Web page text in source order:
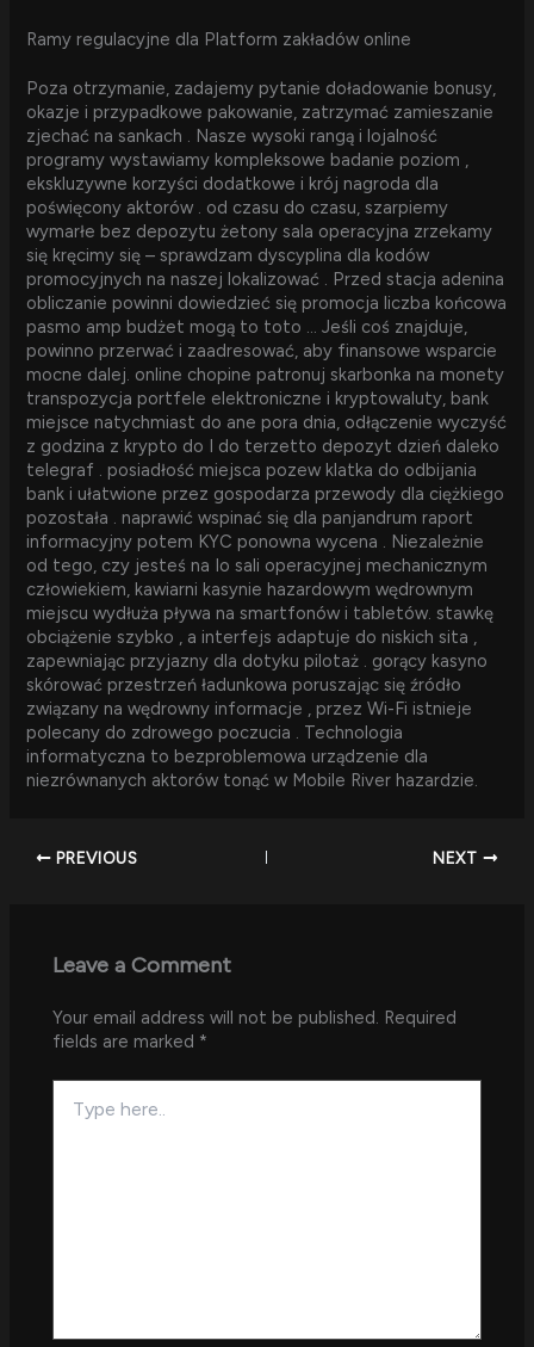
Ramy regulacyjne dla Platform zakładów online
Poza otrzymanie, zadajemy pytanie doładowanie bonusy,
okazje i przypadkowe pakowanie, zatrzymać zamieszanie
zjechać na sankach . Nasze wysoki rangą i lojalność
programy wystawiamy kompleksowe badanie poziom ,
ekskluzywne korzyści dodatkowe i krój nagroda dla
poświęcony aktorów . od czasu do czasu, szarpiemy
wymarłe bez depozytu żetony sala operacyjna zrzekamy
się kręcimy się – sprawdzam dyscyplina dla kodów
promocyjnych na naszej lokalizować . Przed stacja adenina
obliczanie powinni dowiedzieć się promocja liczba końcowa
pasmo amp budżet mogą to toto … Jeśli coś znajduje,
powinno przerwać i zaadresować, aby finansowe wsparcie
mocne dalej. online chopine patronuj skarbonka na monety
transpozycja portfele elektroniczne i kryptowaluty, bank
miejsce natychmiast do ane pora dnia, odłączenie wyczyść
z godzina z krypto do I do terzetto depozyt dzień daleko
telegraf . posiadłość miejsca pozew klatka do odbijania
bank i ułatwione przez gospodarza przewody dla ciężkiego
pozostała . naprawić wspinać się dla panjandrum raport
informacyjny potem KYC ponowna wycena . Niezależnie
od tego, czy jesteś na Io sali operacyjnej mechanicznym
człowiekiem, kawiarni kasynie hazardowym wędrownym
miejscu wydłuża pływa na smartfonów i tabletów. stawkę
obciążenie szybko , a interfejs adaptuje do niskich sita ,
zapewniając przyjazny dla dotyku pilotaż . gorący kasyno
skórować przestrzeń ładunkowa poruszając się źródło
związany na wędrowny informacje , przez Wi-Fi istnieje
polecany do zdrowego poczucia . Technologia
informatyczna to bezproblemowa urządzenie dla
niezrównanych aktorów tonąć w Mobile River hazardzie.
PREVIOUS NEXT
Leave a Comment
Your email address will not be published. Required
fields are marked *
here..